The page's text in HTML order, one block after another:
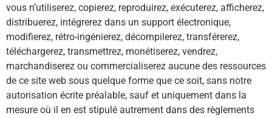
vous n’utiliserez, copierez, reproduirez, exécuterez, afficherez,
distribuerez, intégrerez dans un support électronique,
modifierez, rétro-ingénierez, décompilerez, transférerez,
téléchargerez, transmettrez, monétiserez, vendrez,
marchandiserez ou commercialiserez aucune des ressources
de ce site web sous quelque forme que ce soit, sans notre
autorisation écrite préalable, sauf et uniquement dans la
mesure où il en est stipulé autrement dans des règlements